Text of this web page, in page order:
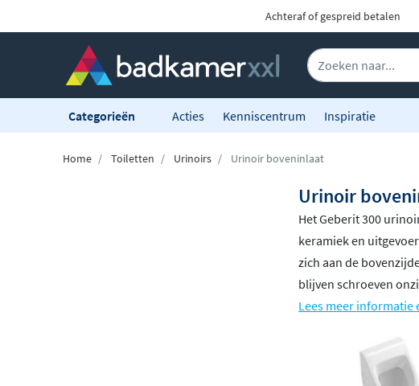
Achteraf of gespreid betalen
Categorieën Acties Kenniscentrum Inspiratie
Home Toiletten Urinoirs Urinoir boveninlaat
Urinoir
Het Geberit 300
keramiek en
zich aan de
blijven schroeven
Lees meer informatie